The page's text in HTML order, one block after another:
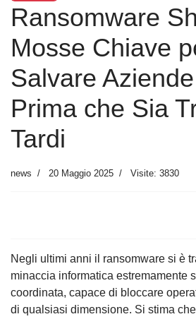
Ransomware
Mosse Chiave
Salvare
Prima che Sia
Tardi
news 20 Maggio 2025 Visite: 3830
Negli ultimi anni il ransomware si è
minaccia informatica estremamente
coordinata, capace di bloccare
di qualsiasi dimensione. Si stima